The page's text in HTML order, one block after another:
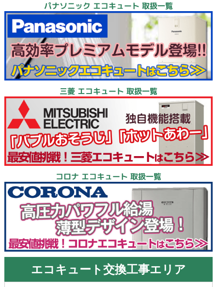
パナソニック エコキュート 取扱一覧
三菱 エコキュート 取扱一覧
コロナ エコキュート 取扱一覧
エコキュート交換工事エリア